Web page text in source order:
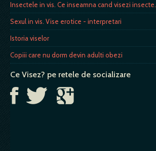
Insectele in vis. Ce inseamna cand visezi insecte.
Sexul in vis. Vise erotice - interpretari
Istoria viselor
Copiii care nu dorm devin adulti obezi
Ce Visez? pe retele de socializare